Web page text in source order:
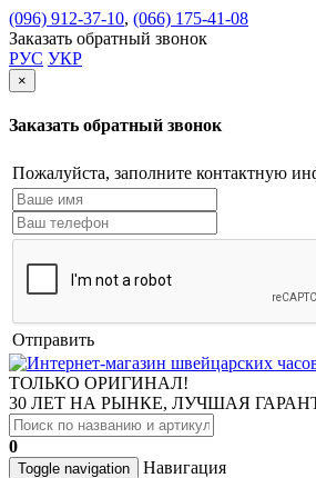
(096) 912-37-10, (066) 175-41-08
Заказать обратный звонок
РУС УКР
×
Заказать обратный звонок
Пожалуйста, заполните контактную
Отправить
ТОЛЬКО ОРИГИНАЛ!
30 ЛЕТ НА РЫНКЕ, ЛУЧШАЯ
0
Toggle navigation Навигация